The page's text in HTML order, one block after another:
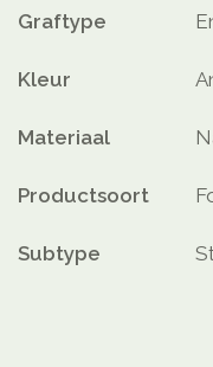
Graftype
Kleur
Materiaal
Productsoort
Subtype